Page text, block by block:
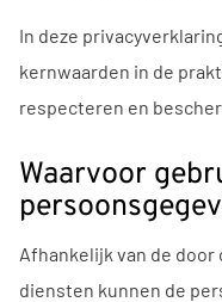
In deze
kernwaarden in de
respecteren en
Waarvoor
Afhankelijk van de
diensten kunnen de